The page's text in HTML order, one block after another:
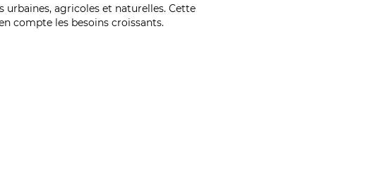
agricoles et naturelles. Cette
compte les besoins croissants.